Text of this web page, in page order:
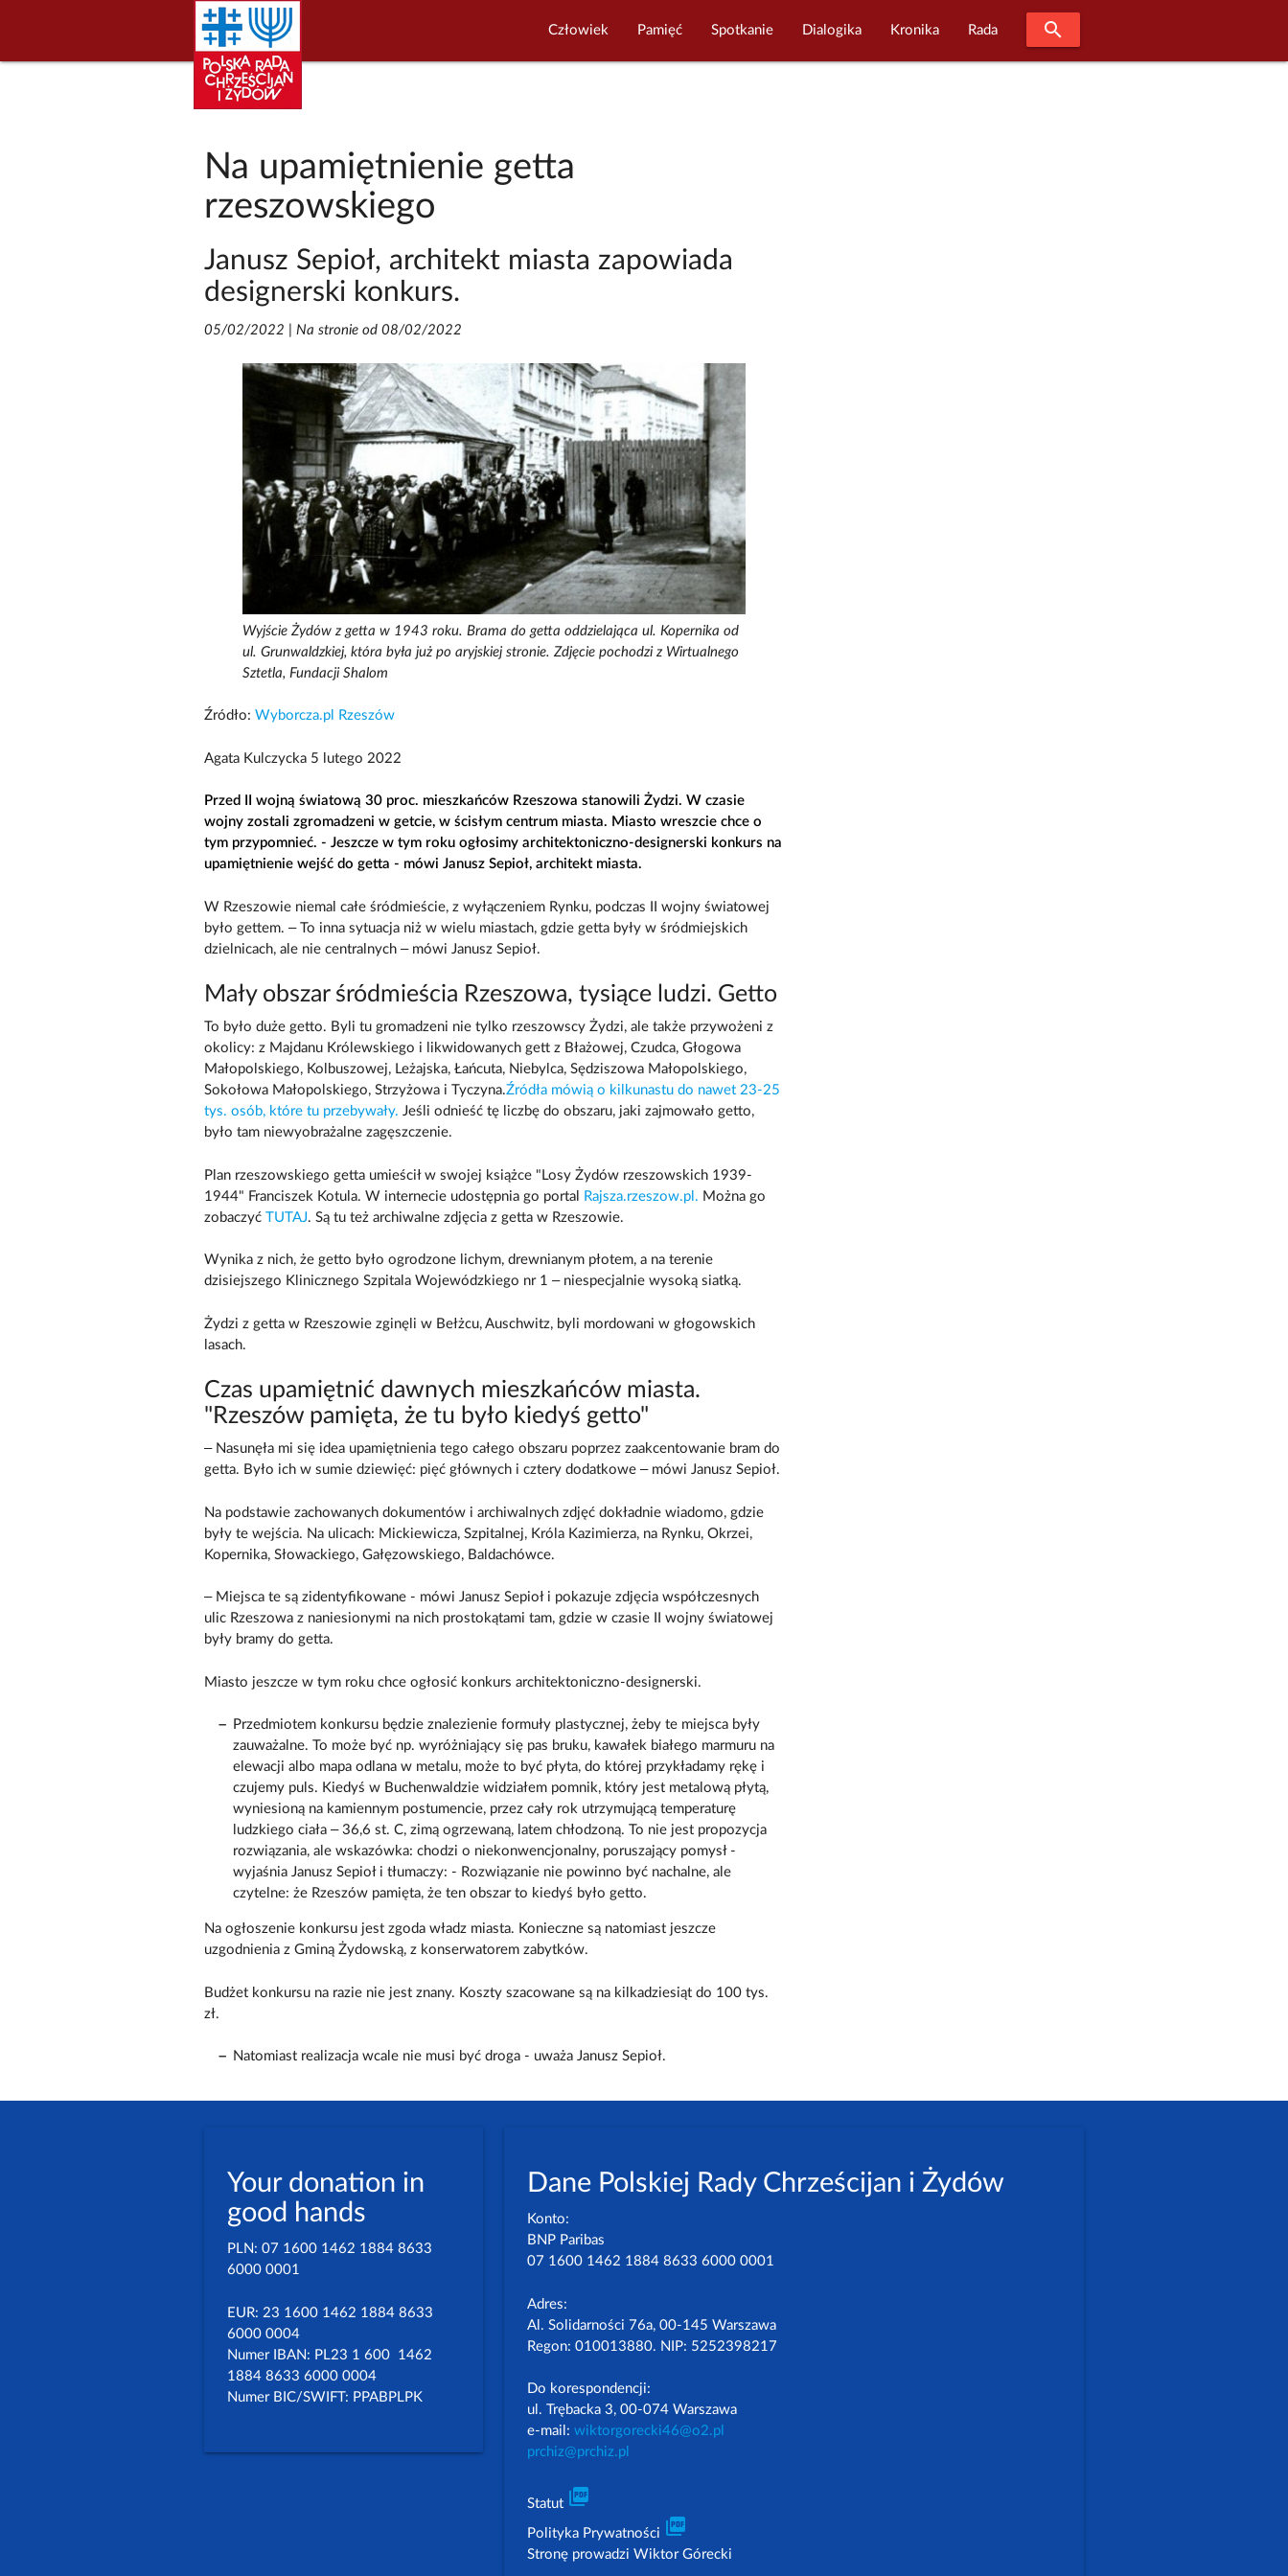
Człowiek Pamięć Spotkanie Dialogika Kronika Rada search
Na upamiętnienie getta
rzeszowskiego
Janusz Sepioł, architekt miasta zapowiada
designerski konkurs.
05/02/2022 Na stronie od 08/02/2022
Wyjście Żydów z getta w 1943 roku. Brama do getta oddzielająca ul. Kopernika od
ul. Grunwaldzkiej, która była już po aryjskiej stronie. Zdjęcie pochodzi z Wirtualnego
Sztetla, Fundacji Shalom
Źródło: Wyborcza.pl Rzeszów
Agata Kulczycka 5 lutego 2022
Przed II wojną światową 30 proc. mieszkańców Rzeszowa stanowili Żydzi. W czasie
wojny zostali zgromadzeni w getcie, w ścisłym centrum miasta. Miasto wreszcie chce o
tym przypomnieć. - Jeszcze w tym roku ogłosimy architektoniczno-designerski konkurs na
upamiętnienie wejść do getta - mówi Janusz Sepioł, architekt miasta.
W Rzeszowie niemal całe śródmieście, z wyłączeniem Rynku, podczas II wojny światowej
było gettem. – To inna sytuacja niż w wielu miastach, gdzie getta były w śródmiejskich
dzielnicach, ale nie centralnych – mówi Janusz Sepioł.
Mały obszar śródmieścia Rzeszowa, tysiące ludzi. Getto
To było duże getto. Byli tu gromadzeni nie tylko rzeszowscy Żydzi, ale także przywożeni z
okolicy: z Majdanu Królewskiego i likwidowanych gett z Błażowej, Czudca, Głogowa
Małopolskiego, Kolbuszowej, Leżajska, Łańcuta, Niebylca, Sędziszowa Małopolskiego,
Sokołowa Małopolskiego, Strzyżowa i Tyczyna.Źródła mówią o kilkunastu do nawet 23-25
tys. osób, które tu przebywały. Jeśli odnieść tę liczbę do obszaru, jaki zajmowało getto,
było tam niewyobrażalne zagęszczenie.
Plan rzeszowskiego getta umieścił w swojej książce "Losy Żydów rzeszowskich 1939-
1944" Franciszek Kotula. W internecie udostępnia go portal Rajsza.rzeszow.pl. Można go
zobaczyć TUTAJ. Są tu też archiwalne zdjęcia z getta w Rzeszowie.
Wynika z nich, że getto było ogrodzone lichym, drewnianym płotem, a na terenie
dzisiejszego Klinicznego Szpitala Wojewódzkiego nr 1 – niespecjalnie wysoką siatką.
Żydzi z getta w Rzeszowie zginęli w Bełżcu, Auschwitz, byli mordowani w głogowskich
lasach.
Czas upamiętnić dawnych mieszkańców miasta.
"Rzeszów pamięta, że tu było kiedyś getto"
– Nasunęła mi się idea upamiętnienia tego całego obszaru poprzez zaakcentowanie bram do
getta. Było ich w sumie dziewięć: pięć głównych i cztery dodatkowe – mówi Janusz Sepioł.
Na podstawie zachowanych dokumentów i archiwalnych zdjęć dokładnie wiadomo, gdzie
były te wejścia. Na ulicach: Mickiewicza, Szpitalnej, Króla Kazimierza, na Rynku, Okrzei,
Kopernika, Słowackiego, Gałęzowskiego, Baldachówce.
– Miejsca te są zidentyfikowane - mówi Janusz Sepioł i pokazuje zdjęcia współczesnych
ulic Rzeszowa z naniesionymi na nich prostokątami tam, gdzie w czasie II wojny światowej
były bramy do getta.
Miasto jeszcze w tym roku chce ogłosić konkurs architektoniczno-designerski.
Przedmiotem konkursu będzie znalezienie formuły plastycznej, żeby te miejsca były
zauważalne. To może być np. wyróżniający się pas bruku, kawałek białego marmuru na
elewacji albo mapa odlana w metalu, może to być płyta, do której przykładamy rękę i
czujemy puls. Kiedyś w Buchenwaldzie widziałem pomnik, który jest metalową płytą,
wyniesioną na kamiennym postumencie, przez cały rok utrzymującą temperaturę
ludzkiego ciała – 36,6 st. C, zimą ogrzewaną, latem chłodzoną. To nie jest propozycja
rozwiązania, ale wskazówka: chodzi o niekonwencjonalny, poruszający pomysł -
wyjaśnia Janusz Sepioł i tłumaczy: - Rozwiązanie nie powinno być nachalne, ale
czytelne: że Rzeszów pamięta, że ten obszar to kiedyś było getto.
Na ogłoszenie konkursu jest zgoda władz miasta. Konieczne są natomiast jeszcze
uzgodnienia z Gminą Żydowską, z konserwatorem zabytków.
Budżet konkursu na razie nie jest znany. Koszty szacowane są na kilkadziesiąt do 100 tys.
zł.
Natomiast realizacja wcale nie musi być droga - uważa Janusz Sepioł.
Dane Polskiej Rady Chrześcijan i Żydów
Konto:
BNP Paribas
07 1600 1462 1884 8633 6000 0001
Adres:
Al. Solidarności 76a, 00-145 Warszawa
Regon: 010013880. NIP: 5252398217
Do korespondencji:
ul. Trębacka 3, 00-074 Warszawa
e-mail:wiktorgorecki46@o2.pl
prchiz@prchiz.pl
Statut picture_as_pdf
Polityka Prywatności picture_as_pdf
Stronę prowadzi Wiktor Górecki
Your donation in
good hands
PLN: 07 1600 1462 1884 8633
6000 0001
EUR: 23 1600 1462 1884 8633
6000 0004
Numer IBAN: PL23 1 600 1462
1884 8633 6000 0004
Numer BIC/SWIFT: PPABPLPK